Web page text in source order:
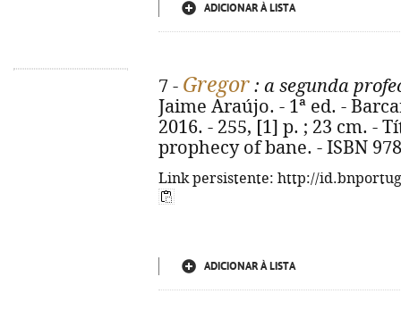
ADICIONAR À LISTA
7 - Gregor : a segunda
Jaime Araújo. - 1ª ed. -
2016. - 255, [1] p. ; 23 cm. -
prophecy of bane. - ISBN
Link persistente: http://
ADICIONAR À LISTA